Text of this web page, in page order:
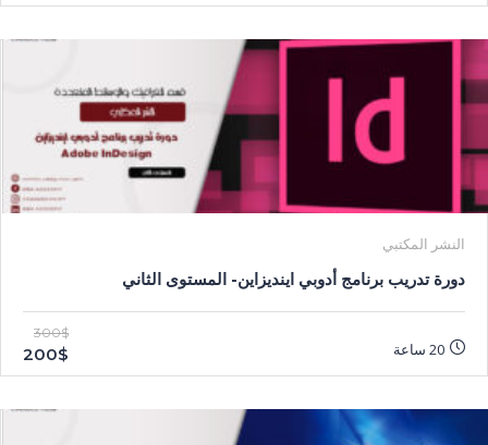
النشر المكتبي
دورة تدريب برنامج أدوبي اينديزاين- المستوى الثاني
20 ساعة
300$
200$